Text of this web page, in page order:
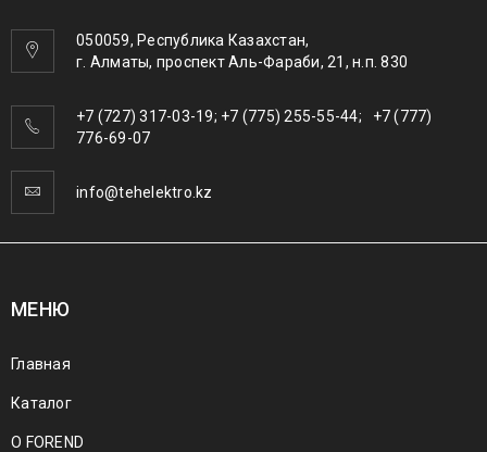
050059, Республика Казахстан,
г. Алматы, проспект Аль-Фараби, 21, н.п. 830
+7 (727) 317-03-19; +7 (775) 255-55-44; +7 (777)
776-69-07
info@tehelektro.kz
МЕНЮ
Главная
Каталог
О FOREND